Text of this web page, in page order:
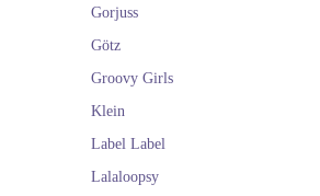
Gorjuss
Götz
Groovy Girls
Klein
Label Label
Lalaloopsy